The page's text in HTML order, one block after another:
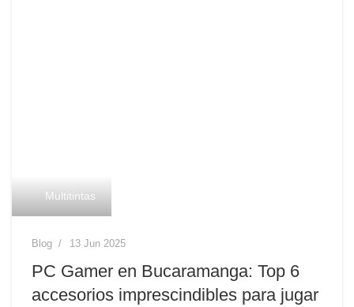
Multitintas
Blog 13 Jun 2025
PC Gamer en Bucaramanga: Top 6
accesorios imprescindibles para jugar